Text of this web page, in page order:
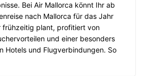
Bei Air Mallorca könnt Ihr ab
nach Mallorca für das Jahr
frühzeitig plant, profitiert von
und einer besonders
Hotels und Flugverbindungen. So